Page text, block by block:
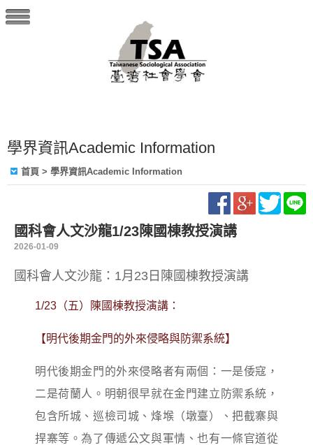
學界資訊Academic Information
首頁 > 學界資訊Academic Information
國科會人文沙龍1/23陳國棟教授演講
2026-01-09
國科會人文沙龍：1月23日陳國棟教授演講
1/23（五）陳國棟教授演講：
【明代後期金門的外來侵略與防禦系統】
明代後期金門的外來侵略者有兩個：一是倭寇，
二是荷蘭人。明朝很早就在金門建立防禦系統，
包含所城、巡檢司城、烽堠（墩臺）、把截寨與
捍寨等。為了傳遞公文與軍情、也有一條官道從